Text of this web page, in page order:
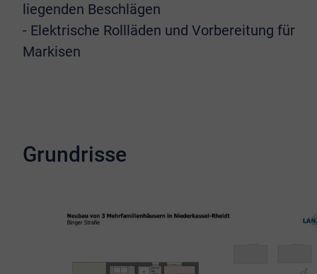
liegenden Beschlägen
- Elektrische Rollläden und Vorbereitung für
Markisen
Grundrisse